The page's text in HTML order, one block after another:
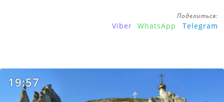
Поделиться:
Viber WhatsApp Telegram
19:57